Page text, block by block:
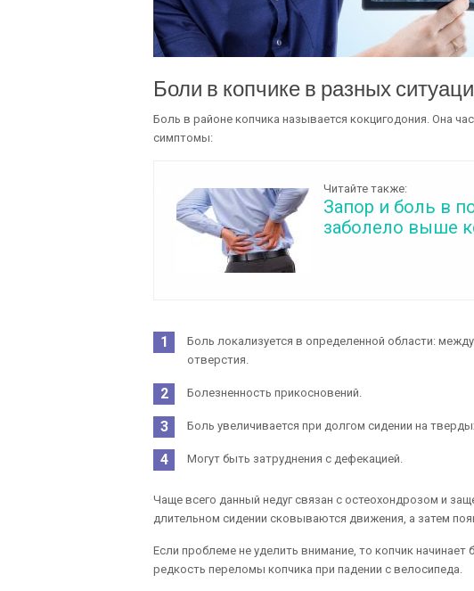
Боли в копчике в разных
Боль в районе копчика называется кокцигодония. Она
симптомы:
Читайте также:
Запор и боль в
заболело выше
Боль локализуется в определенной области:
отверстия.
Болезненность прикосновений.
Боль увеличивается при долгом сидении на
Могут быть затруднения с дефекацией.
Чаще всего данный недуг связан с остеохондрозом и
длительном сидении сковываются движения, а затем
Если проблеме не уделить внимание, то копчик
редкость переломы копчика при падении с велосипеда.